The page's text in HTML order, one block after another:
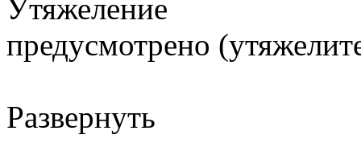
Утяжеление
предусмотрено
Развернуть